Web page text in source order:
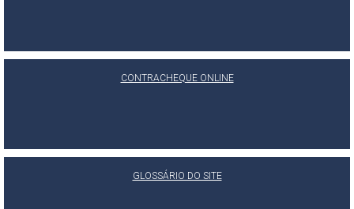
CONTRACHEQUE ONLINE
GLOSSÁRIO DO SITE